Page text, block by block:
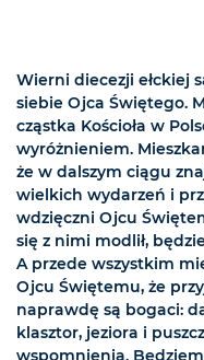
Wierni diecezji ełckiej
siebie Ojca Świętego.
cząstka Kościoła w
wyróżnieniem.
że w dalszym ciągu
wielkich wydarzeń i
wdzięczni Ojcu
się z nimi modlił,
A przede wszystkim
Ojcu Świętemu, że
naprawdę są bogaci:
klasztor, jeziora i
wspomnienia.